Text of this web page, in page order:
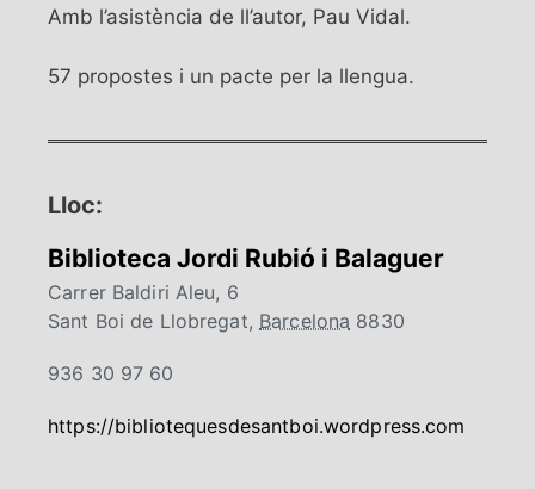
Amb l’asistència de ll’autor, Pau Vidal.
57 propostes i un pacte per la llengua.
Lloc:
Biblioteca Jordi Rubió i Balaguer
Carrer Baldiri Aleu, 6
Sant Boi de Llobregat, Barcelona 8830
936 30 97 60
https://bibliotequesdesantboi.wordpress.com